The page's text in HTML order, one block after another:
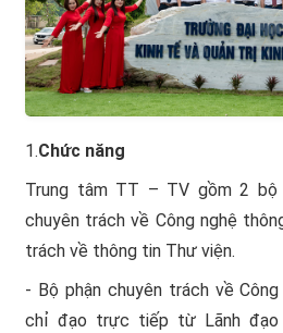
1.Chức năng
Trung tâm TT – TV gồm 2 bộ
chuyên trách về Công nghệ
trách về thông tin Thư viện.
- Bộ phận chuyên trách về
chỉ đạo trực tiếp từ Lãnh